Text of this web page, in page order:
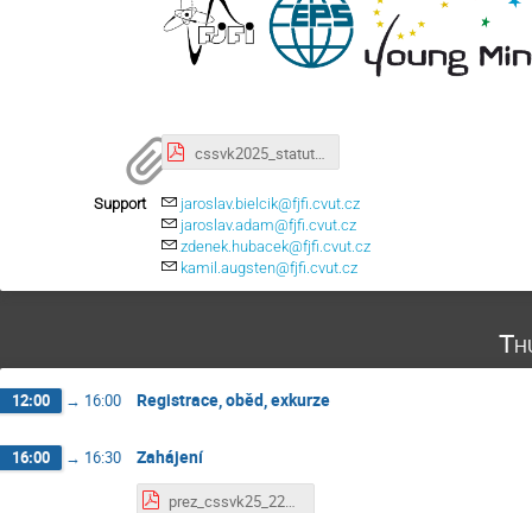
cssvk2025_statut.pdf
Support
jaroslav.bielcik@fjfi.cvut.cz
jaroslav.adam@fjfi.cvut.cz
zdenek.hubacek@fjfi.cvut.cz
kamil.augsten@fjfi.cvut.cz
12:00 → 16:00 Registrace, oběd, exkurze
16:00 → 16:30 Zahájení
prez_cssvk25_220525.pdf